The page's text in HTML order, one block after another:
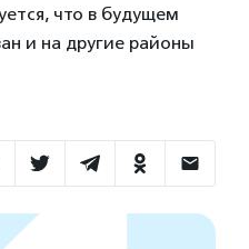
что в будущем
и на другие районы